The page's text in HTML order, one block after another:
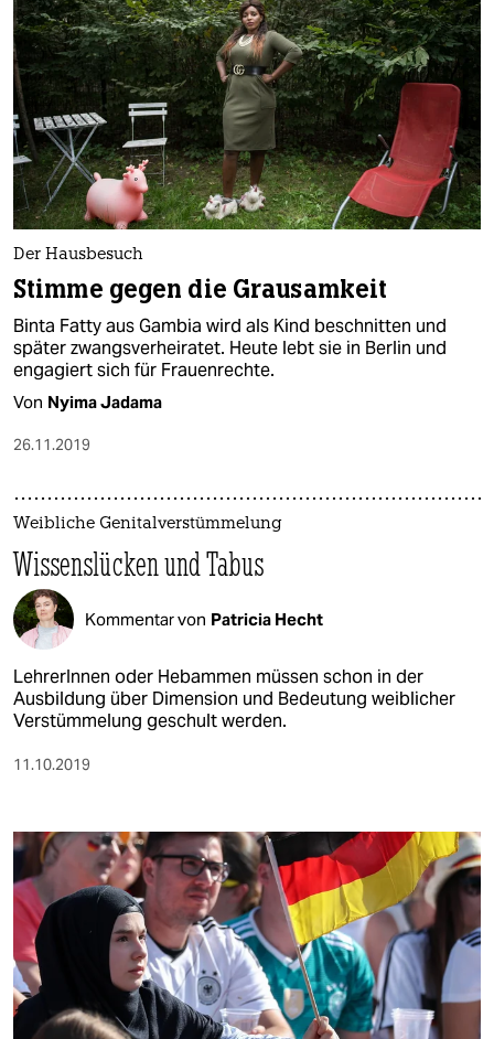
Der Hausbesuch
Stimme gegen die Grausamkeit
Binta Fatty aus Gambia wird als Kind beschnitten und
später zwangsverheiratet. Heute lebt sie in Berlin und
engagiert sich für Frauenrechte.
Von Nyima Jadama
26.11.2019
Weibliche Genitalverstümmelung
Wissenslücken und Tabus
Kommentar von Patricia Hecht
LehrerInnen oder Hebammen müssen schon in der
Ausbildung über Dimension und Bedeutung weiblicher
Verstümmelung geschult werden.
11.10.2019